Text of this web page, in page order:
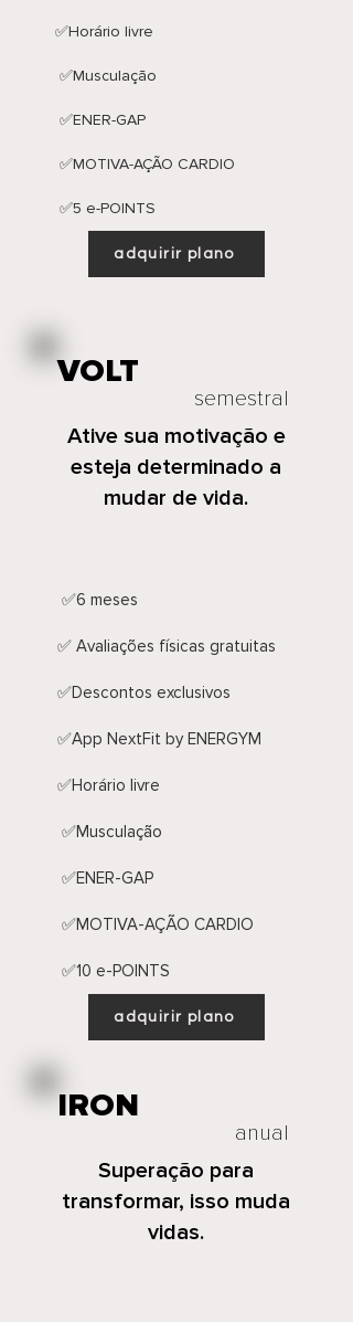
✅Horário livre
​ ✅Musculação
​ ✅ENER-GAP
​ ✅MOTIVA-AÇÃO CARDIO
​ ✅5 e-POINTS
adquirir plano
VOLT
semestral
Ative sua motivação e
esteja determinado a
mudar de vida.
✅6 meses
✅ Avaliações físicas gratuitas
✅Descontos exclusivos
✅App NextFit by ENERGYM
✅Horário livre
​ ✅Musculação
​ ✅ENER-GAP
​ ✅MOTIVA-AÇÃO CARDIO
​ ✅10 e-POINTS
adquirir plano
IRON
anual
Superação para
transformar, isso muda
vidas.